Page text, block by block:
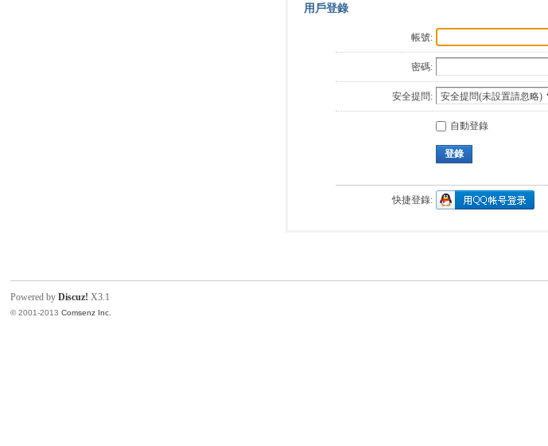
用戶登錄
帳號:
密碼:
安全提問:
自動登錄
登錄
快捷登錄:
Powered byDiscuz! X3.1
© 2001-2013Comsenz Inc.